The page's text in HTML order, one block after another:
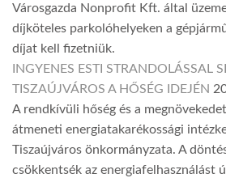
Városgazda Nonprofit Kft. által
díjköteles parkolóhelyeken a
díjat kell fizetniük.
INGYENES ESTI STRANDOLÁSSAL
TISZAÚJVÁROS A HŐSÉG IDEJÉN
A rendkívüli hőség és a
átmeneti energiatakarékossági
Tiszaújváros önkormányzata. A
csökkentsék az energiafelhasználást